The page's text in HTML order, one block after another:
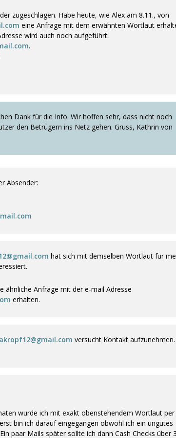
zugeschlagen. Habe heute, wie Alex am 8.11., von
eine Anfrage mit dem erwähnten Wortlaut
wird auch noch aufgeführt:
.
Dank für die Info. Wir hoffen sehr, dass nicht noch
den Betrügern ins Netz gehen. Gruss, Kathrin von
Absender:
hat sich mit demselben Wortlaut für
ähnliche Anfrage mit der e-mail Adresse
erhalten.
versucht Kontakt aufzunehmen.
wurde ich mit exakt obenstehendem Wortlaut per
bin ich darauf eingegangen obwohl ich ein ungutes
paar Mails später sollte ich dann Cash Checks über